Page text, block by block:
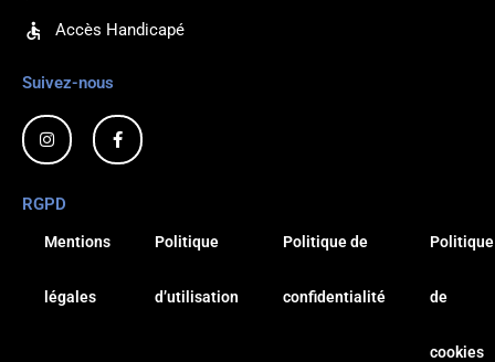
Rendez-vous par téléphone
au 04 73 84 55 46
Accès Handicapé
Suivez-nous
I
n
t
g
a
m
F
a
c
e
RGPD
Mentions
légales
Politique
d’utilisation
Politique de
confidentialité
Politique
de
cookies